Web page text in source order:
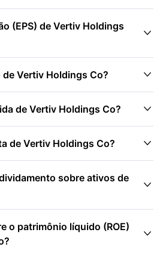
(EPS) de Vertiv Holdings

Vertiv Holdings Co? 
de Vertiv Holdings Co? 
de Vertiv Holdings Co? 
sobre ativos de

o patrimônio líquido (ROE)
